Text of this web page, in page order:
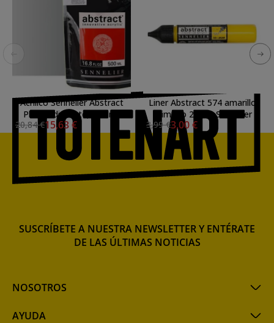
Acrilico Sennelier Abstract
Plata iridiscente, 500 ml.
20,84 €15,63 €
Liner Abstract 574 amarillo
primario 27 ml, Sennelier
3,99 €3,00 €
NOSOTROS
AYUDA
SUSCRÍBETE A NUESTRA NEWSLETTER Y ENTÉRATE
DE LAS ÚLTIMAS NOTICIAS